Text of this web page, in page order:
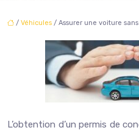
/ Véhicules / Assurer une voiture
L’obtention d’un permis de